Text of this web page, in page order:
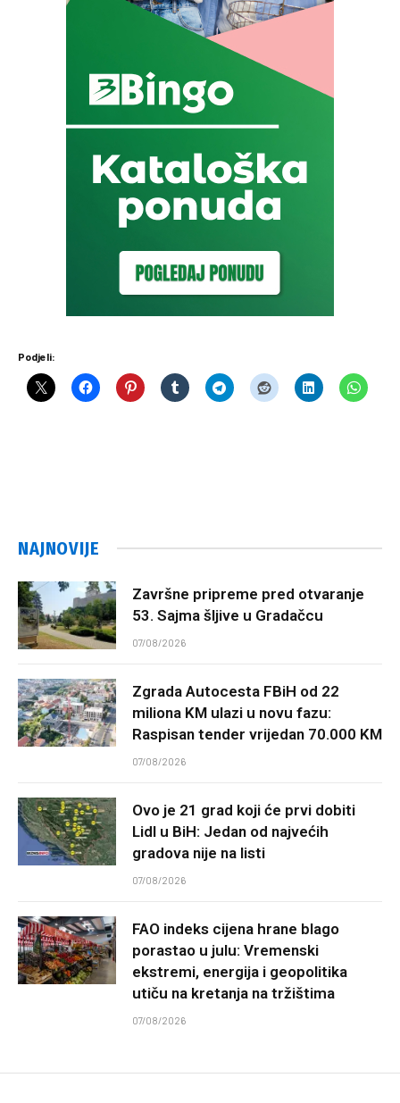
Podjeli:
NAJNOVIJE
Završne pripreme pred otvaranje
53. Sajma šljive u Gradačcu
07/08/2026
Zgrada Autocesta FBiH od 22
miliona KM ulazi u novu fazu:
Raspisan tender vrijedan 70.000 KM
07/08/2026
Ovo je 21 grad koji će prvi dobiti
Lidl u BiH: Jedan od najvećih
gradova nije na listi
07/08/2026
FAO indeks cijena hrane blago
porastao u julu: Vremenski
ekstremi, energija i geopolitika
utiču na kretanja na tržištima
07/08/2026